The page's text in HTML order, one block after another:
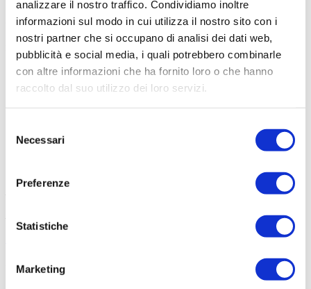
analizzare il nostro traffico. Condividiamo inoltre
informazioni sul modo in cui utilizza il nostro sito con i
nostri partner che si occupano di analisi dei dati web,
pubblicità e social media, i quali potrebbero combinarle
con altre informazioni che ha fornito loro o che hanno
raccolto dal suo utilizzo dei loro servizi.
delNecessari
Preferenze
Statistiche
Marketing
Awards
Parco tematico
L’ha detto la
pubblicità, a
casa di…
Siamo alla
frutta
Sostenibilità:
l’associazione
È la sfida della contaminazione. Imprese e professionisti della
comunicazione a confronto, per trasformare un’azienda in una
marca, partendo da obiettivi di business, esigenze concrete e visioni
Le aziende partecipanti:
BMW
EME
BIESSE
29 Marzo 2019
16:00 - 17:30